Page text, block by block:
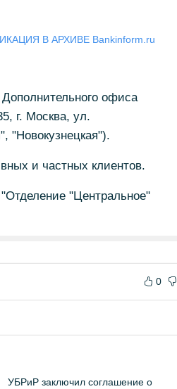
В АРХИВЕ Bankinform.ru
офиса
г. Москва, ул.
"Новокузнецкая").
и частных клиентов.
"Центральное"
0
УБРиР заключил соглашение о